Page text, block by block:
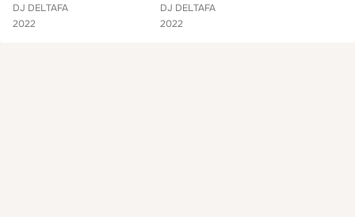
DJ DELTAFA
2022
DJ DELTAFA
2022